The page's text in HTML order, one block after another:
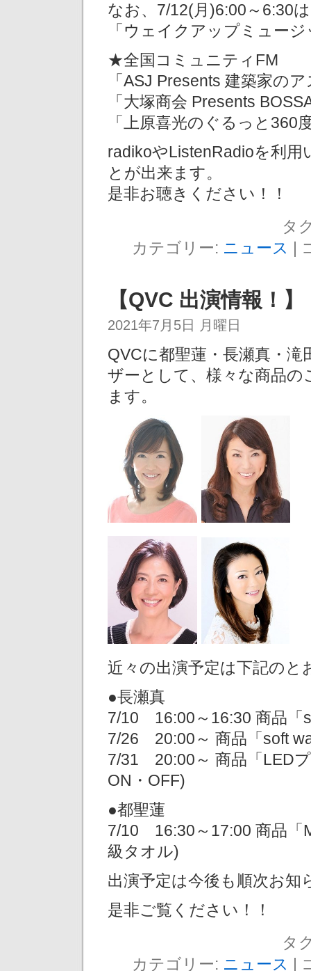
なお、7/12(月)6:00～6:30は
「ウェイクアップミュー
★全国コミュニティFM
「ASJ Presents 建築家の
「大塚商会 Presents
「上原喜光のぐるっと360
radikoやListenRadioを利
とが出来ます。
是非お聴きください！！
タ
カテゴリー: ニュース |
【QVC 出演情報！】
2021年7月5日 月曜日
QVCに都聖蓮・長瀬真・
ザーとして、様々な商品
ます。
近々の出演予定は下記のと
●長瀬真
7/10 16:00～16:30 商品「
7/26 20:00～ 商品「soft
7/31 20:00～ 商品「LED
ON・OFF)
●都聖蓮
7/10 16:30～17:00 商品「
級タオル)
出演予定は今後も順次お知
是非ご覧ください！！
タ
カテゴリー: ニュース |